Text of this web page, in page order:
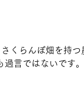
くらんぼ畑を持
過言ではないです